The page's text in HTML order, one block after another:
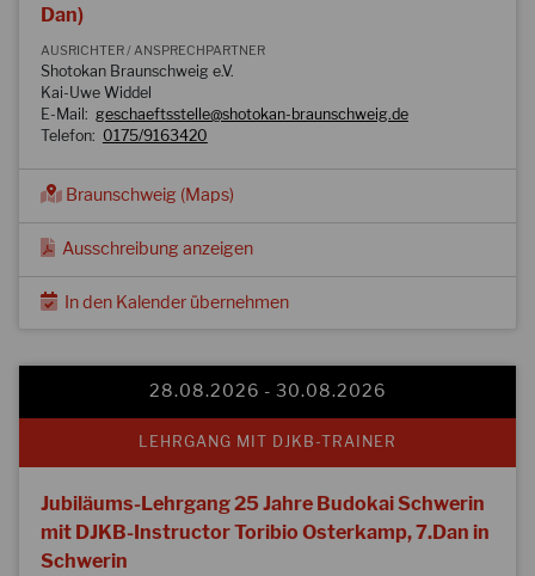
Dan)
AUSRICHTER / ANSPRECHPARTNER
Shotokan Braunschweig e.V.
Kai-Uwe Widdel
E-Mail: geschaeftsstelle@shotokan-braunschweig.de
Telefon: 0175/9163420
Braunschweig (Maps)
Ausschreibung anzeigen
In den Kalender übernehmen
28.08.2026 - 30.08.2026
LEHRGANG MIT DJKB-TRAINER
Jubiläums-Lehrgang 25 Jahre Budokai Schwerin
mit DJKB-Instructor Toribio Osterkamp, 7.Dan in
Schwerin